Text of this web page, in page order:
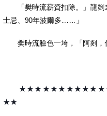
「樊時流薪資扣除。」龍剡
士忌、 90年波爾多……」
樊時流臉色一垮，「阿剡，
★★